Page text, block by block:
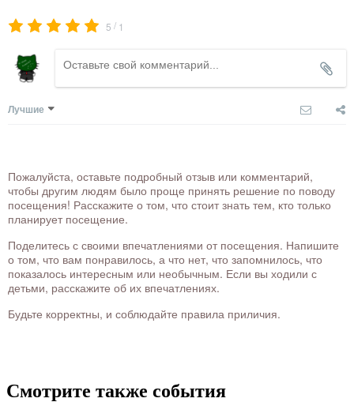
5 / 1
Лучшие
Пожалуйста, оставьте подробный отзыв или комментарий,
чтобы другим людям было проще принять решение по поводу
посещения! Расскажите о том, что стоит знать тем, кто только
планирует посещение.
Поделитесь с своими впечатлениями от посещения. Напишите
о том, что вам понравилось, а что нет, что запомнилось, что
показалось интересным или необычным. Если вы ходили с
детьми, расскажите об их впечатлениях.
Будьте корректны, и соблюдайте правила приличия.
Смотрите также события